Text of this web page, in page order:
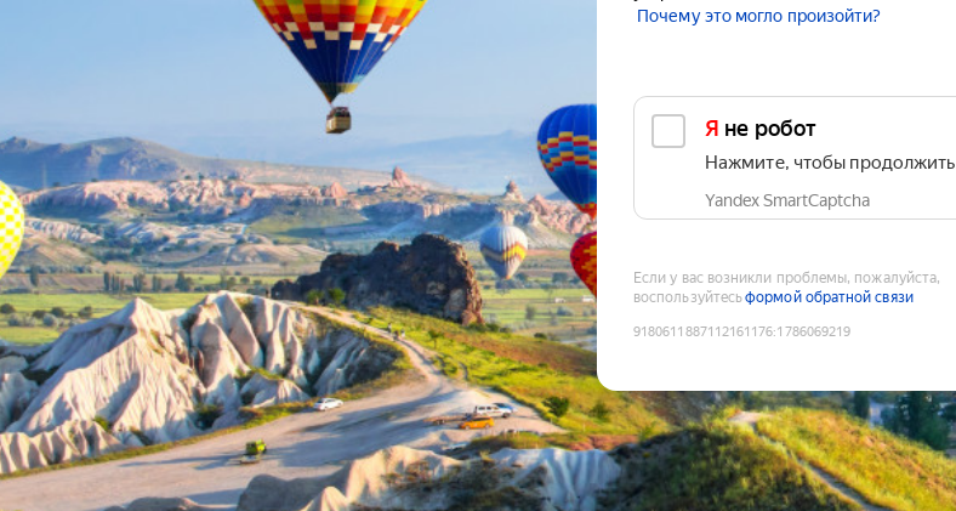
Почему это могло произойти?
Я не робот
Нажмите, чтобы продолжить
Yandex SmartCaptcha
Если у вас возникли проблемы, пожалуйста,
воспользуйтесьформой обратной связи
9180611887112161176:1786069219